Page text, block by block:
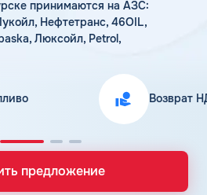
принимаются на АЗС:
Нефтетранс, 46OIL,
Люксойл, Petrol,
Возврат
предложение